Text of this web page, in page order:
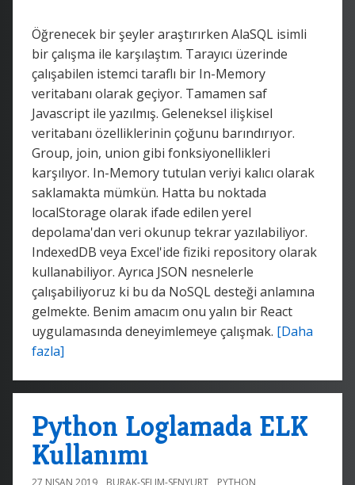
Öğrenecek bir şeyler araştırırken AlaSQL isimli
bir çalışma ile karşılaştım. Tarayıcı üzerinde
çalışabilen istemci taraflı bir In-Memory
veritabanı olarak geçiyor. Tamamen saf
Javascript ile yazılmış. Geleneksel ilişkisel
veritabanı özelliklerinin çoğunu barındırıyor.
Group, join, union gibi fonksiyonellikleri
karşılıyor. In-Memory tutulan veriyi kalıcı olarak
saklamakta mümkün. Hatta bu noktada
localStorage olarak ifade edilen yerel
depolama'dan veri okunup tekrar yazılabiliyor.
IndexedDB veya Excel'ide fiziki repository olarak
kullanabiliyor. Ayrıca JSON nesnelerle
çalışabiliyoruz ki bu da NoSQL desteği anlamına
gelmekte. Benim amacım onu yalın bir React
uygulamasında deneyimlemeye çalışmak. [Daha
fazla]
Python Loglamada ELK
Kullanımı
27 NISAN 2019 BURAK-SELIM-SENYURT PYTHON